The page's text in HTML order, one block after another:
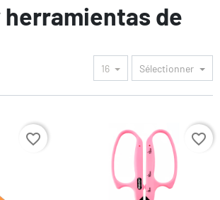
herramientas de
16 Sélectionner
favorite_border favorite_border